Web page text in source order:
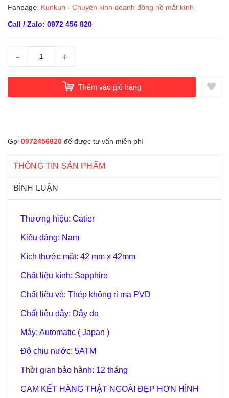
Fanpage: Kunkun - Chuyên kinh doanh đồng hồ mắt kính
Call / Zalo: 0972 456 820
- +
Thêm vào giỏ hàng
Gọi 0972456820 để được tư vấn miễn phí
THÔNG TIN SẢN PHẨM
BÌNH LUẬN
Thương hiệu: Catier
Kiểu dáng: Nam
Kích thước mặt: 42 mm x 42mm
Chất liệu kính: Sapphire
Chất liệu vỏ: Thép không rỉ mạ PVD
Chất liệu dây: Dây da
Máy: Automatic ( Japan )
Độ chịu nước: 5ATM
Thời gian bảo hành: 12 tháng
CAM KẾT HÀNG THẬT NGOÀI ĐẸP HƠN HÌNH